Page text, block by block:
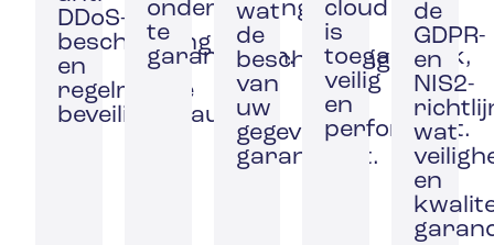
DDoS-
bescherming
en
regelmatige
beveiligingsaudits.
onderbrekingen
te
garanderen.
wat
de
bescherming
van
uw
gegevens
garandeert.
cloud
is
toegankelijk,
veilig
en
performant.
de
GDPR-
en
NIS2-
wat
en